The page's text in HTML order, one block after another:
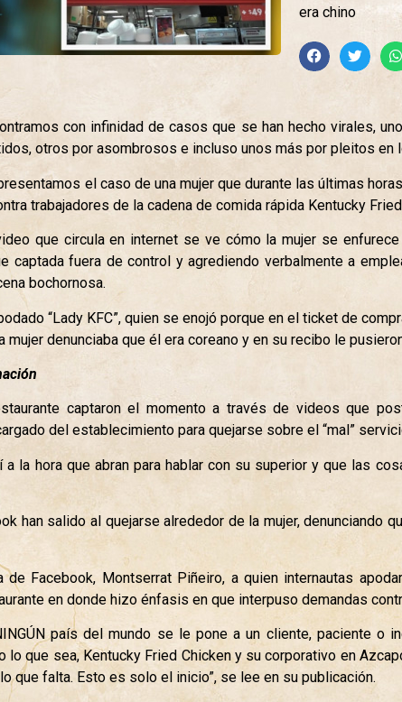
era chino
con infinidad de casos que se han hecho virales,
otros por asombrosos e incluso unos más por pleitos en
el caso de una mujer que durante las últimas
trabajadores de la cadena de comida rápida Kentucky
que circula en internet se ve cómo la mujer se
captada fuera de control y agrediendo verbalmente a
bochornosa.
“Lady KFC”, quien se enojó porque en el ticket de
mujer denunciaba que él era coreano y en su recibo le
captaron el momento a través de videos que
del establecimiento para quejarse sobre el “mal”
a la hora que abran para hablar con su superior y que las
han salido al quejarse alrededor de la mujer, denunciando
de Facebook, Montserrat Piñeiro, a quien internautas
en donde hizo énfasis en que interpuso demandas
país del mundo se le pone a un cliente, paciente o
lo que sea, Kentucky Fried Chicken y su corporativo en
que falta. Esto es solo el inicio”, se lee en su publicación.